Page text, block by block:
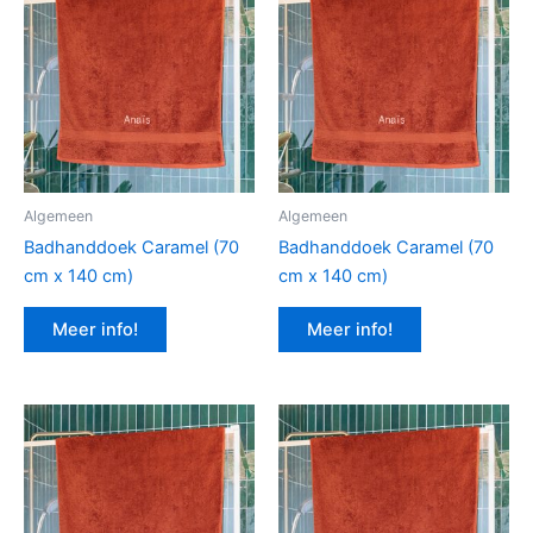
Algemeen
Badhanddoek Caramel (70
cm x 140 cm)
Meer info!
Algemeen
Badhanddoek Caramel (70
cm x 140 cm)
Meer info!